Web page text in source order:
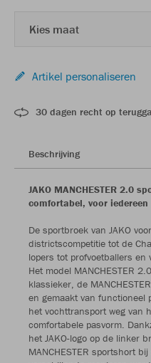
Kies maat
Artikel personaliseren
30 dagen recht op
Beschrijving
JAKO MANCHESTER 2.0
comfortabel, voor iedereen
De sportbroek van JAKO
districtscompetitie tot de
lopers tot profvoetballers
Het model MANCHESTER
klassieker, de
en gemaakt van
het vochttransport weg van
comfortabele pasvorm.
het JAKO-logo op de linker
MANCHESTER sportshort